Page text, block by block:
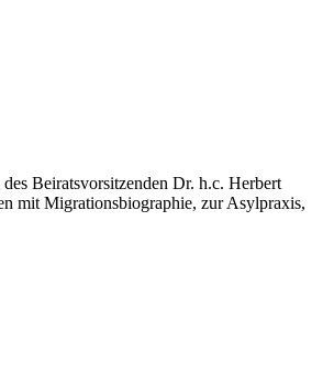
Beiratsvorsitzenden Dr. h.c. Herbert
mit Migrationsbiographie, zur Asylpraxis,